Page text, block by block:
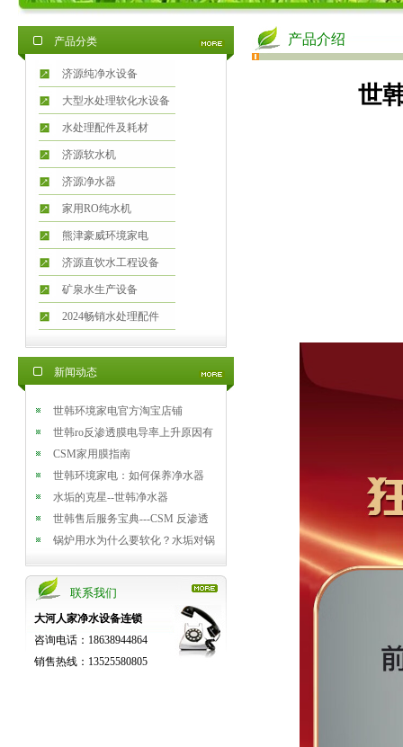
产品分类
济源纯净水设备
大型水处理软化水设备
水处理配件及耗材
济源软水机
济源净水器
家用RO纯水机
熊津豪威环境家电
济源直饮水工程设备
矿泉水生产设备
2024畅销水处理配件
新闻动态
世韩环境家电官方淘宝店铺
世韩ro反渗透膜电导率上升原因有
哪些
CSM家用膜指南
世韩环境家电：如何保养净水器
水垢的克星--世韩净水器
世韩售后服务宝典---CSM 反渗透
膜使用您清楚吗？
锅炉用水为什么要软化？水垢对锅
联系我们
大河人家净水设备连锁
咨询电话：18638944864
销售热线：13525580805
产品介绍
世